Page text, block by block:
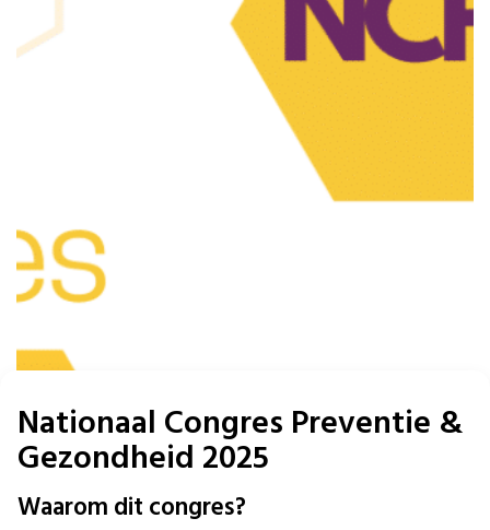
Nationaal Congres Preventie &
Gezondheid 2025
Waarom dit congres?